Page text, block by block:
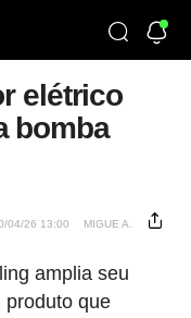
elétrico
bomba
04/26 13:00 MIGUE A.
amplia seu
produto que